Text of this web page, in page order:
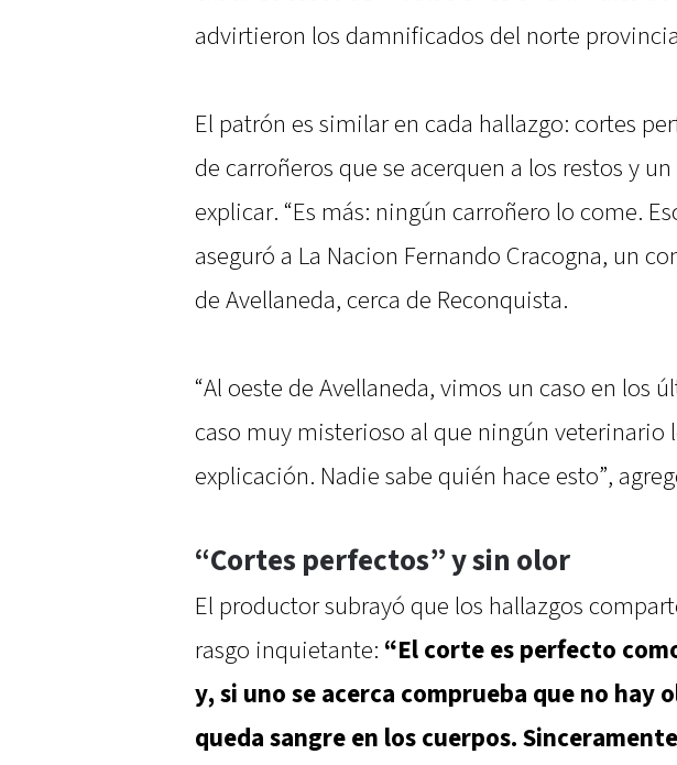
advirtieron los damnificados del norte
El patrón es similar en cada hallazgo: cortes
de carroñeros que se acerquen a los restos y
explicar. “Es más: ningún carroñero lo come.
aseguró a La Nacion Fernando Cracogna, un
de Avellaneda, cerca de Reconquista.
“Al oeste de Avellaneda, vimos un caso en los
caso muy misterioso al que ningún veterinario
explicación. Nadie sabe quién hace esto”,
“Cortes perfectos” y sin olor
El productor subrayó que los hallazgos
rasgo inquietante: “El corte es perfecto
y, si uno se acerca comprueba que no hay
queda sangre en los cuerpos.